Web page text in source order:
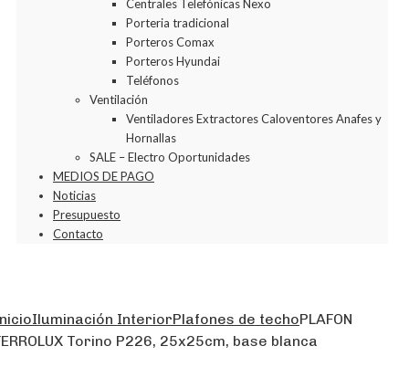
Centrales Telefónicas Nexo
Porteria tradicional
Porteros Comax
Porteros Hyundai
Teléfonos
Ventilación
Ventiladores Extractores Caloventores Anafes y
Hornallas
SALE – Electro Oportunidades
MEDIOS DE PAGO
Noticias
Presupuesto
Contacto
Iluminación InteriorPlafones de techoPLAFON
Torino P226, 25x25cm, base blanca